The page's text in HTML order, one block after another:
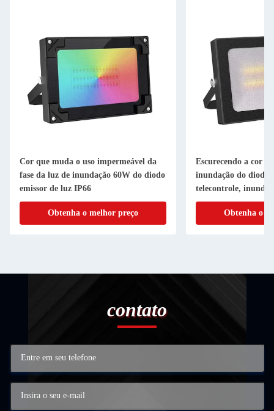
Cor que muda o uso impermeável da
fase da luz de inundação 60W do diodo
emissor de luz IP66
Obtenha o melhor preço
Escurecendo a cor
inundação do diodo
telecontrole,
diodo emissor de luz
Obtenha o
contato